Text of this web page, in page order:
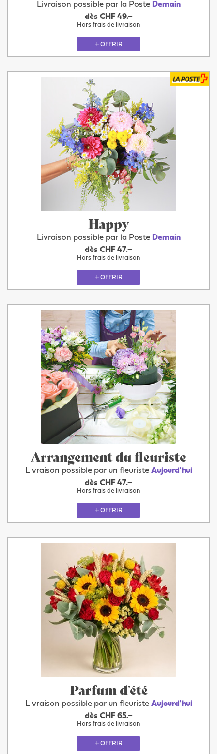
Livraison possible par la Poste Demain
dès CHF 49.–
Hors frais de livraison
OFFRIR
Happy
Livraison possible par la Poste Demain
dès CHF 47.–
Hors frais de livraison
OFFRIR
Arrangement du fleuriste
Livraison possible par un fleuriste Aujourd'hui
dès CHF 47.–
Hors frais de livraison
OFFRIR
Parfum d'été
Livraison possible par un fleuriste Aujourd'hui
dès CHF 65.–
Hors frais de livraison
OFFRIR